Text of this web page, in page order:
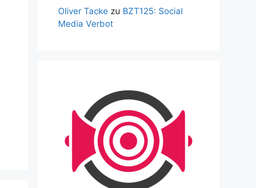
Oliver Tacke zu BZT125: Social
Media Verbot